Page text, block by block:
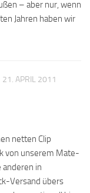
– aber nur, wenn
Jahren haben wir
21. APRIL 2011
netten Clip
von unserem Mate-
in
Versand übers